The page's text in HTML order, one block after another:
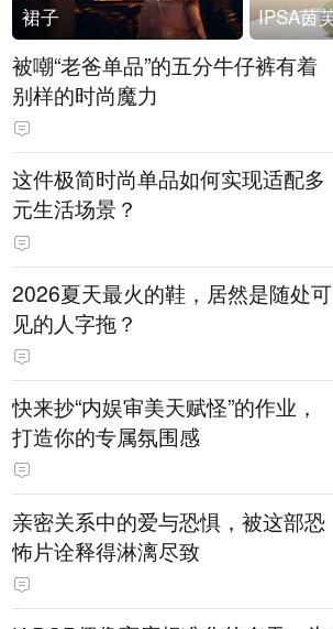
裙子
被嘲“老爸单品”的五分牛仔裤有着
别样的时尚魔力
这件极简时尚单品如何实现适配多
元生活场景？
2026夏天最火的鞋，居然是随处可
见的人字拖？
快来抄“内娱审美天赋怪”的作业，
打造你的专属氛围感
亲密关系中的爱与恐惧，被这部恐
怖片诠释得淋漓尽致